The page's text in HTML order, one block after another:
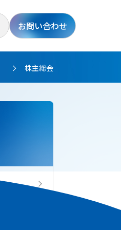
お問い合わせ
>
株主総会